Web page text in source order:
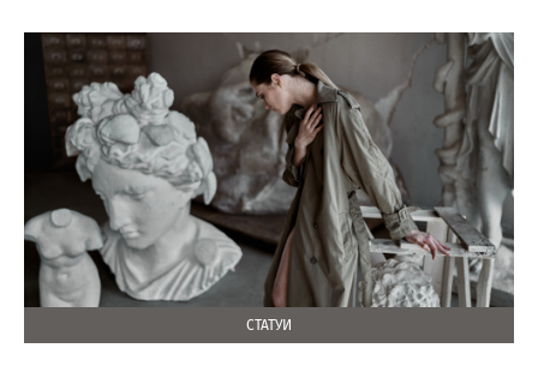
СТАТУИ